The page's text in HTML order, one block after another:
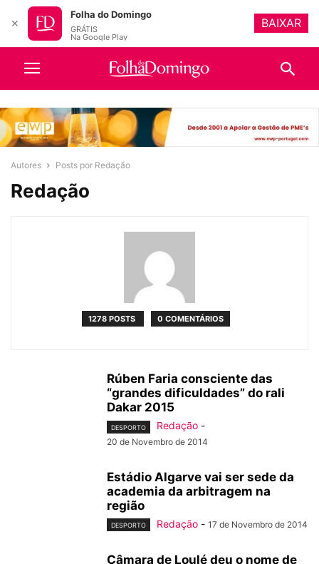
Autores Posts por Redação
Redação
1278 POSTS 0 COMENTÁRIOS
Rúben Faria consciente das
“grandes dificuldades” do rali
Dakar 2015
DESPORTO Redação -
20 de Novembro de 2014
Estádio Algarve vai ser sede da
academia da arbitragem na
região
DESPORTO Redação - 17 de Novembro de 2014
Câmara de Loulé deu o nome de
✕
Folha do Domingo
GRÁTIS
Na Google Play
BAIXAR